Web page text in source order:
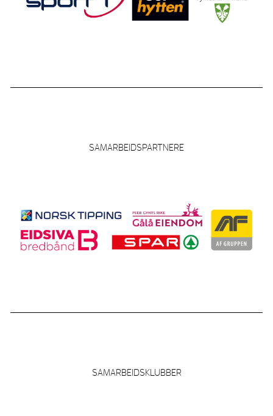
SAMARBEIDSPARTNERE
SAMARBEIDSKLUBBER